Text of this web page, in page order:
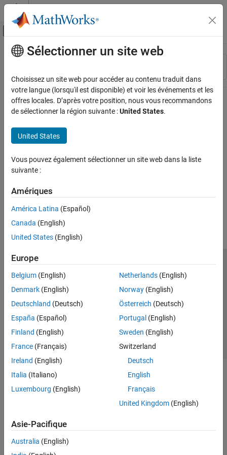
Passer au contenu
Activer/désactiver l'affichage du menu
Ressource
Contenu principal
Sélectionner un site web
Choisissez un site web pour accéder au contenu traduit dans
votre langue (lorsqu'il est disponible) et voir les événements et les
offres locales. D’après votre position, nous vous recommandons
de sélectionner la région suivante :United States.
United States
Vous pouvez également sélectionner un site web dans la liste
suivante :
Amériques
América Latina (Español)
Canada (English)
United States (English)
Europe
Belgium (English)
Denmark (English)
Deutschland (Deutsch)
España (Español)
Finland (English)
France (Français)
Ireland (English)
Italia (Italiano)
Luxembourg (English)
Netherlands(English)
Norway(English)
Österreich (Deutsch)
Portugal (English)
Sweden (English)
Switzerland
Deutsch
English
Français
United Kingdom(English)
Asie-Pacifique
Australia (English)
Lutte anti-piratage
Contacts locaux
© 1994-2026 The MathWorks, Inc.